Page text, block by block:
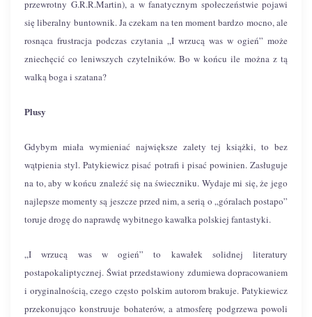
przewrotny G.R.R.Martin), a w fanatycznym społeczeństwie pojawi
się liberalny buntownik. Ja czekam na ten moment bardzo mocno, ale
rosnąca frustracja podczas czytania „I wrzucą was w ogień” może
zniechęcić co leniwszych czytelników. Bo w końcu ile można z tą
walką boga i szatana?
Plusy
Gdybym miała wymieniać największe zalety tej książki, to bez
wątpienia styl. Patykiewicz pisać potrafi i pisać powinien. Zasługuje
na to, aby w końcu znaleźć się na świeczniku. Wydaje mi się, że jego
najlepsze momenty są jeszcze przed nim, a serią o „góralach postapo”
toruje drogę do naprawdę wybitnego kawałka polskiej fantastyki.
„I wrzucą was w ogień” to kawałek solidnej literatury
postapokaliptycznej. Świat przedstawiony zdumiewa dopracowaniem
i oryginalnością, czego często polskim autorom brakuje. Patykiewicz
przekonująco konstruuje bohaterów, a atmosferę podgrzewa powoli